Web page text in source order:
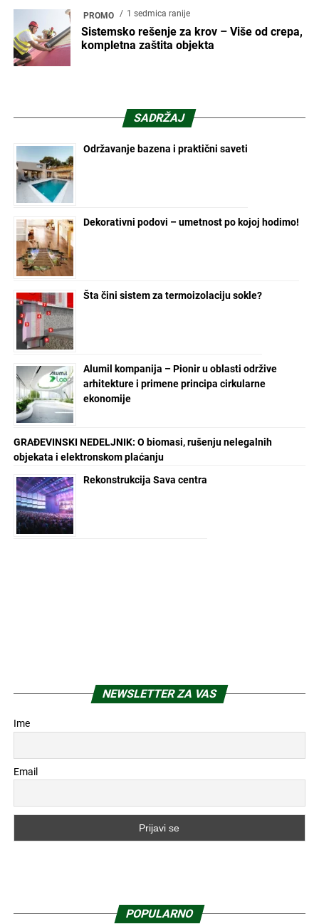
PROMO 1 sedmica ranije
Sistemsko rešenje za krov – Više od crepa,
kompletna zaštita objekta
SADRŽAJ
Održavanje bazena i praktični saveti
Dekorativni podovi – umetnost po kojoj hodimo!
Šta čini sistem za termoizolaciju sokle?
Alumil kompanija – Pionir u oblasti održive
arhitekture i primene principa cirkularne
ekonomije
GRAĐEVINSKI NEDELJNIK: O biomasi, rušenju nelegalnih
objekata i elektronskom plaćanju
Rekonstrukcija Sava centra
NEWSLETTER ZA VAS
Ime
Email
POPULARNO